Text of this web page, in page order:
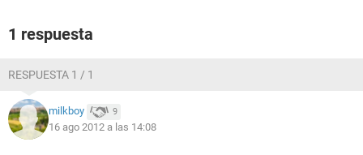
1 respuesta
RESPUESTA 1 / 1
milkboy 9
16 ago 2012 a las 14:08